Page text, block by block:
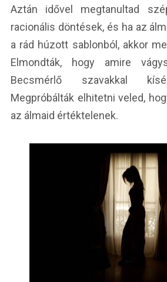
Aztán idővel megtanultad
racionális döntések, és ha az
a rád húzott sablonból, akkor
Elmondták, hogy amire
Becsmérlő szavakkal
Megpróbálták elhitetni veled,
az álmaid értéktelenek.